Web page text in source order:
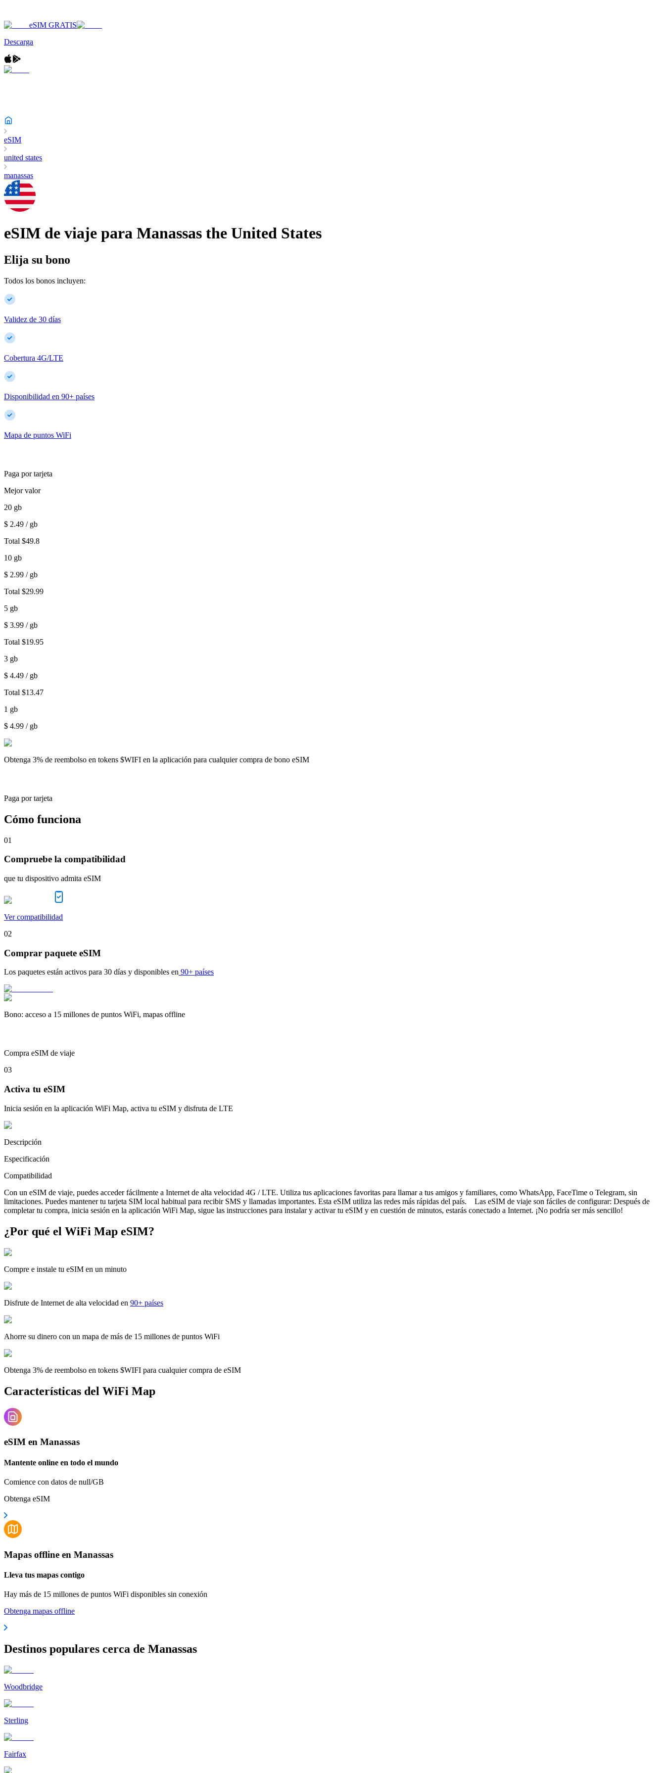
eSIM GRATIS
Descarga
eSIM
united states
manassas
eSIM de viaje para Manassas the United States
Elija su bono
Todos los bonos incluyen:
Validez de 30 días
Cobertura 4G/LTE
Disponibilidad en 90+ países
Mapa de puntos WiFi
Paga por tarjeta
Mejor valor
20 gb
$ 2.49 / gb
Total $49.8
10 gb
$ 2.99 / gb
Total $29.99
5 gb
$ 3.99 / gb
Total $19.95
3 gb
$ 4.49 / gb
Total $13.47
1 gb
$ 4.99 / gb
Obtenga 3% de reembolso en tokens $WIFI en la aplicación para cualquier compra de bono eSIM
Paga por tarjeta
Cómo funciona
01
Compruebe la compatibilidad
que tu dispositivo admita eSIM
Ver compatibilidad
02
Comprar paquete eSIM
Los paquetes están activos para 30 días y disponibles en 90+ países
Bono: acceso a 15 millones de puntos WiFi, mapas offline
Compra eSIM de viaje
03
Activa tu eSIM
Inicia sesión en la aplicación WiFi Map, activa tu eSIM y disfruta de LTE
Descripción
Especificación
Compatibilidad
Con un eSIM de viaje, puedes acceder fácilmente a Internet de alta velocidad 4G / LTE. Utiliza tus aplicaciones favoritas para llamar a tus amigos y familiares, como WhatsApp, FaceTime o Telegram, sin
limitaciones. Puedes mantener tu tarjeta SIM local habitual para recibir SMS y llamadas importantes. Esta eSIM utiliza las redes más rápidas del país. Las eSIM de viaje son fáciles de configurar: Después de
completar tu compra, inicia sesión en la aplicación WiFi Map, sigue las instrucciones para instalar y activar tu eSIM y en cuestión de minutos, estarás conectado a Internet. ¡No podría ser más sencillo!
¿Por qué el WiFi Map eSIM?
Compre e instale tu eSIM en un minuto
Disfrute de Internet de alta velocidad en 90+ países
Ahorre su dinero con un mapa de más de 15 millones de puntos WiFi
Obtenga 3% de reembolso en tokens $WIFI para cualquier compra de eSIM
Características del WiFi Map
eSIM en Manassas
Mantente online en todo el mundo
Comience con datos de null/GB
Obtenga eSIM
Mapas offline en Manassas
Lleva tus mapas contigo
Hay más de 15 millones de puntos WiFi disponibles sin conexión
Obtenga mapas offline
Destinos populares cerca de Manassas
Woodbridge
Sterling
Fairfax